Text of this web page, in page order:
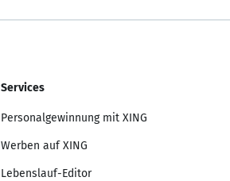
Services
Personalgewinnung mit XING
Werben auf XING
Lebenslauf-Editor